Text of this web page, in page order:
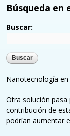
Búsqueda en
Buscar:
Nanotecnología
Otra solución
contribución de
podrían aumentar